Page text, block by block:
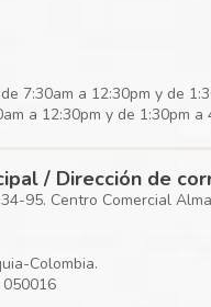
de 7:30am a 12:30pm y de
a 12:30pm y de 1:30pm a
/ Dirección de
95. Centro Comercial
Colombia.
050016